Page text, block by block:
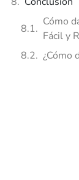
Cómo
Fácil y
¿Cómo